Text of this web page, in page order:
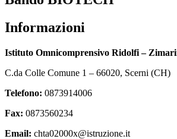
Informazioni
Istituto Omnicomprensivo Ridolfi –
C.da Colle Comune 1 – 66020, Scerni (CH)
Telefono: 0873914006
Fax: 0873560234
Email: chta02000x@istruzione.it